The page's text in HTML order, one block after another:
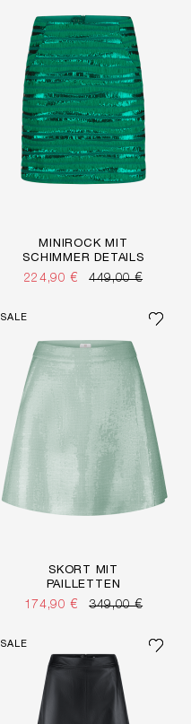
MINIROCK MIT
SCHIMMER DETAILS
224,90 € 449,00 €
SALE
SKORT MIT
PAILLETTEN
174,90 € 349,00 €
SALE